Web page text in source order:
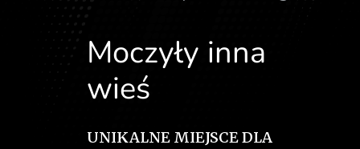
Moczyły inna
wieś
UNIKALNE MIEJSCE DLA